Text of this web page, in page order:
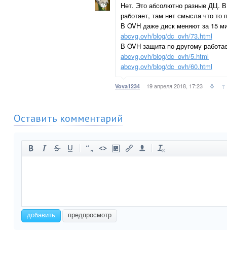
Нет. Это абсолютно разные ДЦ. В
работает, там нет смысла что то
В OVH даже диск меняют за 15
abcvg.ovh/blog/dc_ovh/73.html
В OVH защита по другому
abcvg.ovh/blog/dc_ovh/5.html
abcvg.ovh/blog/dc_ovh/60.html
Vova1234 19 апреля 2018, 17:23 ↑
Оставить комментарий
-
-
-
-
добавить предпросмотр